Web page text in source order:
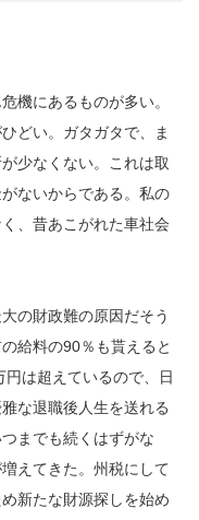
機にあるものが多い。
どい。ガタガタで、ま
少なくない。これは取
ないからである。私の
、昔あこがれた車社会
の財政難の原因だそう
給料の90％も貰えると
は超えているので、日
な退職後人生を送れる
までも続くはずがな
えてきた。州税にして
新たな財源探しを始め